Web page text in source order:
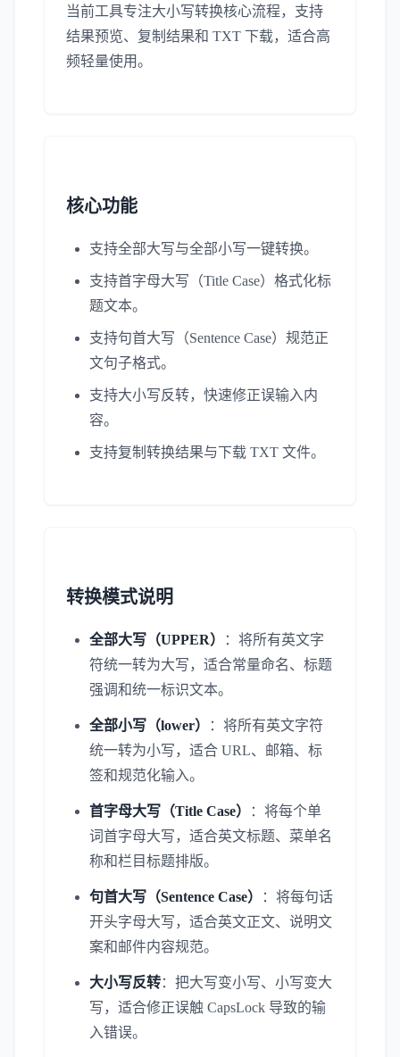
当前工具专注大小写转换核心流程，支持
结果预览、复制结果和 TXT 下载，适合高
频轻量使用。
核心功能
支持全部大写与全部小写一键转换。
支持首字母大写（Title Case）格式化标
题文本。
支持句首大写（Sentence Case）规范正
文句子格式。
支持大小写反转，快速修正误输入内
容。
支持复制转换结果与下载 TXT 文件。
转换模式说明
全部大写（UPPER）
：将所有英文字
符统一转为大写，适合常量命名、标题
强调和统一标识文本。
全部小写（lower）
：将所有英文字符
统一转为小写，适合 URL、邮箱、标
签和规范化输入。
首字母大写（Title Case）
：将每个单
词首字母大写，适合英文标题、菜单名
称和栏目标题排版。
句首大写（Sentence Case）
：将每句话
开头字母大写，适合英文正文、说明文
案和邮件内容规范。
大小写反转：把大写变小写、小写变大
写，适合修正误触 CapsLock 导致的输
入错误。